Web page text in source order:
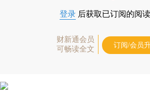
登录 后获取已订阅的阅
财新通会员
可畅读全文
订阅/会员